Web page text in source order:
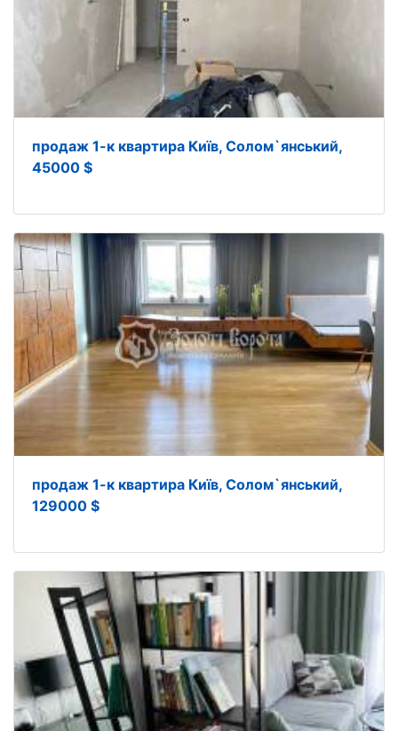
продаж 1-к квартира Київ, Солом`янський,
45000 $
продаж 1-к квартира Київ, Солом`янський,
129000 $